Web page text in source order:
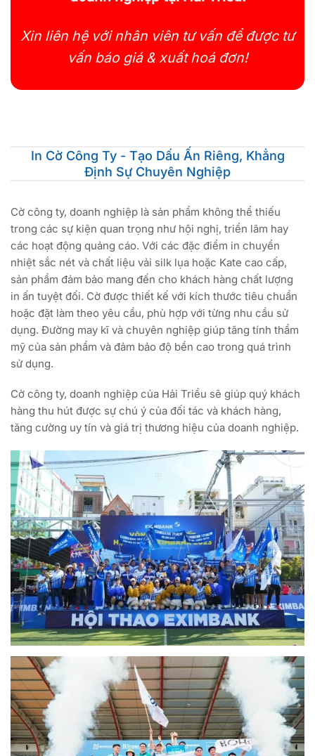
Xin liên hệ với nhân viên tư vấn để được tư
vấn báo giá & xuất hoá đơn!
In Cờ Công Ty - Tạo Dấu Ấn Riêng, Khẳng
Định Sự Chuyên Nghiệp
Cờ công ty, doanh nghiệp là sản phẩm không thể thiếu
trong các sự kiện quan trọng như hội nghị, triển lãm hay
các hoạt động quảng cáo. Với các đặc điểm in chuyển
nhiệt sắc nét và chất liệu vải silk lụa hoặc Kate cao cấp,
sản phẩm đảm bảo mang đến cho khách hàng chất lượng
in ấn tuyệt đối. Cờ được thiết kế với kích thước tiêu chuẩn
hoặc đặt làm theo yêu cầu, phù hợp với từng nhu cầu sử
dụng. Đường may kĩ và chuyên nghiệp giúp tăng tính thẩm
mỹ của sản phẩm và đảm bảo độ bền cao trong quá trình
sử dụng.
Cờ công ty, doanh nghiệp của Hải Triều sẽ giúp quý khách
hàng thu hút được sự chú ý của đối tác và khách hàng,
tăng cường uy tín và giá trị thương hiệu của doanh nghiệp.
Địa chỉ in băng rôn, cờ vải công ty doanh nghiệp được yêu
thích tại TPHCM